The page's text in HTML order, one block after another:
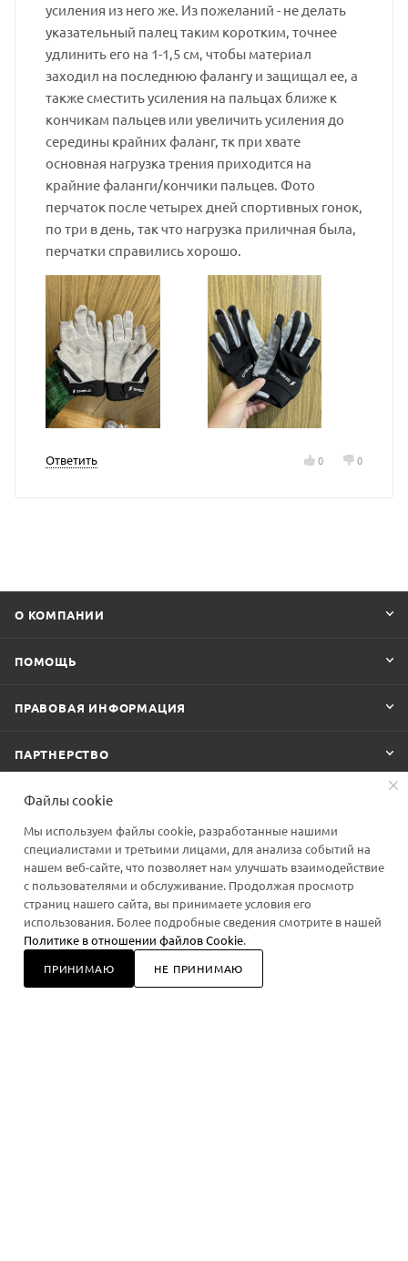
усиления из него же. Из пожеланий - не делать
указательный палец таким коротким, точнее
удлинить его на 1-1,5 см, чтобы материал
заходил на последнюю фалангу и защищал ее, а
также сместить усиления на пальцах ближе к
кончикам пальцев или увеличить усиления до
середины крайних фаланг, тк при хвате
основная нагрузка трения приходится на
крайние фаланги/кончики пальцев. Фото
перчаток после четырех дней спортивных гонок,
по три в день, так что нагрузка приличная была,
перчатки справились хорошо.
Ответить 0 0
О КОМПАНИИ
ПОМОЩЬ
ПРАВОВАЯ ИНФОРМАЦИЯ
ПАРТНЕРСТВО
ПОДПИСАТЬСЯ НА РАССЫЛКУ
+7 918 928 87 88 ЗАКАЗАТЬ ЗВОНОК
order@smelo.pro
Магазин: г. Новороссийск, проспект
Дзержинского, 185
Файлы cookie
Мы используем файлы cookie, разработанные нашими
специалистами и третьими лицами, для анализа событий на
нашем веб-сайте, что позволяет нам улучшать взаимодействие
с пользователями и обслуживание. Продолжая просмотр
страниц нашего сайта, вы принимаете условия его
использования. Более подробные сведения смотрите в нашей
Политике в отношении файлов Cookie.
ПРИНИМАЮ НЕ ПРИНИМАЮ